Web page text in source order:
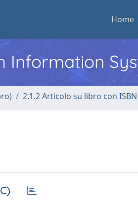
Home
Information
2.1.2 Articolo su libro con ISBN